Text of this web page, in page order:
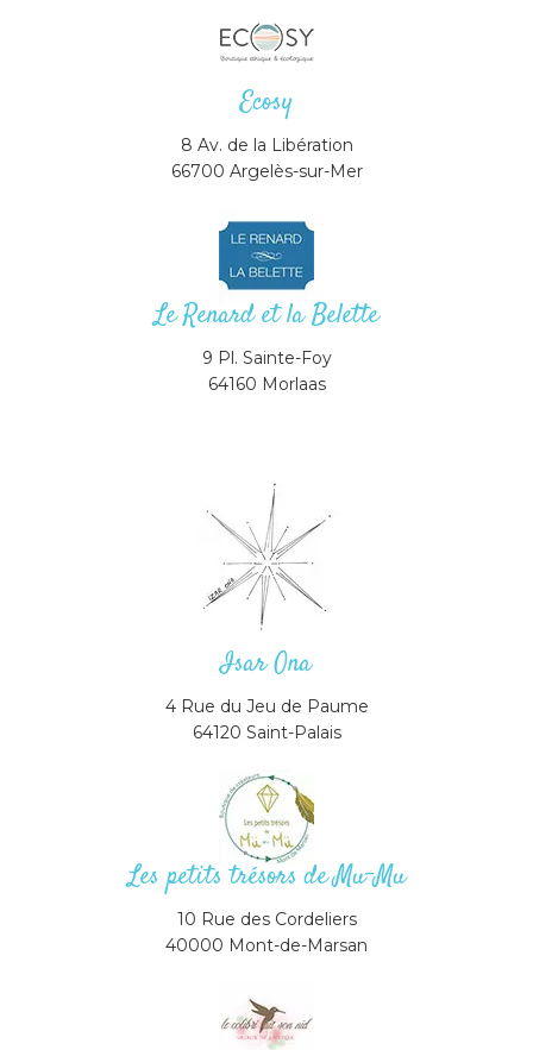
Ecosy
8 Av. de la Libération
66700 Argelès-sur-Mer
Le Renard et la Belette
9 Pl. Sainte-Foy
64160 Morlaas
Isar Ona
4 Rue du Jeu de Paume
64120 Saint-Palais
Les petits trésors de Mu-Mu
10 Rue des Cordeliers
40000 Mont-de-Marsan